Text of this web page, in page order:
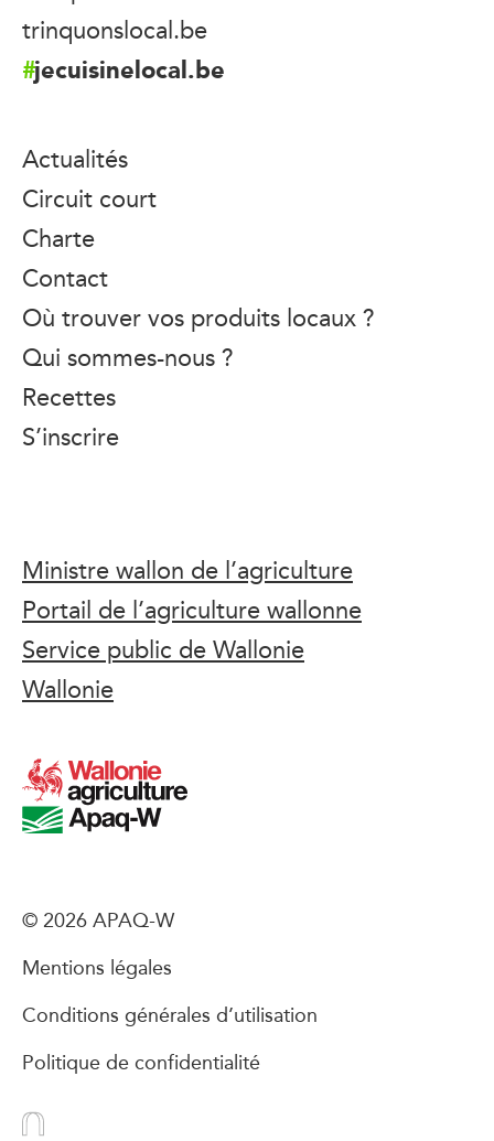
trinquonslocal.be
jecuisinelocal.be
Actualités
Circuit court
Charte
Contact
Où trouver vos produits locaux ?
Qui sommes-nous ?
Recettes
S’inscrire
Ministre wallon de l’agriculture
Portail de l’agriculture wallonne
Service public de Wallonie
Wallonie
© 2026 APAQ-W
Mentions légales
Conditions générales d’utilisation
Politique de confidentialité